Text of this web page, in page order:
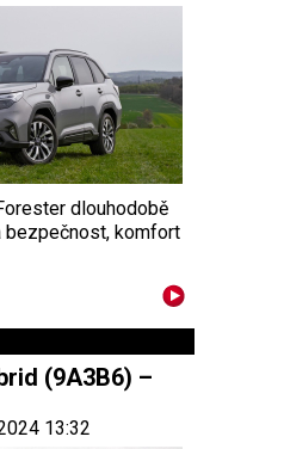
dlouhodobě
bezpečnost, komfort
(9A3B6) –
13:32